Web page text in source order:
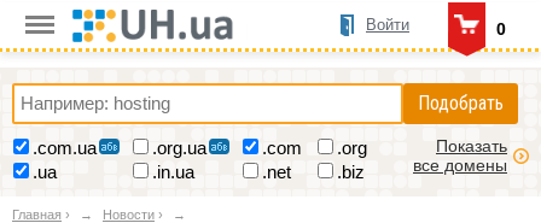
0
Войти
Подобрать
.com.ua .org.ua .com
.org
.ua
.in.ua .net .biz
Показать
все домены
Главная › Новости ›